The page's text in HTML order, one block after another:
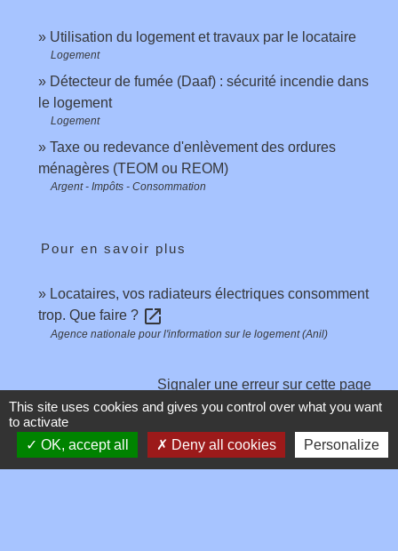
Utilisation du logement et travaux par le locataire
Logement
Détecteur de fumée (Daaf) : sécurité incendie dans
le logement
Logement
Taxe ou redevance d'enlèvement des ordures
ménagères (TEOM ou REOM)
Argent - Impôts - Consommation
Pour en savoir plus
Locataires, vos radiateurs électriques consomment
trop. Que faire ? open_in_new
Agence nationale pour l'information sur le logement (Anil)
Signaler une erreur sur cette page
This site uses cookies and gives you control over what you want
to activate
OK, accept all
Deny all cookies Personalize